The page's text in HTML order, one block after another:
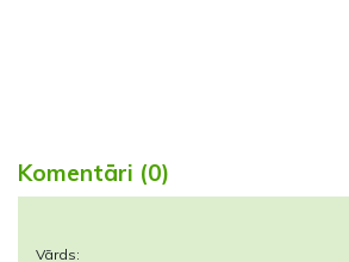
Komentāri (0)
Vārds: